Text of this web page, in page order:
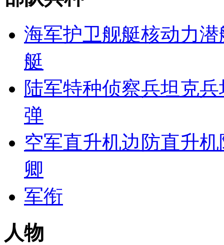
海军护卫舰艇核动力潜
艇
陆军特种侦察兵坦克兵
弹
空军直升机边防直升机
卿
军衔
人物